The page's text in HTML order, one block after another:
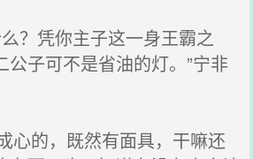
？凭你主子这一身王霸之
公子可不是省油的灯。”宁非
心的，既然有面具，干嘛还